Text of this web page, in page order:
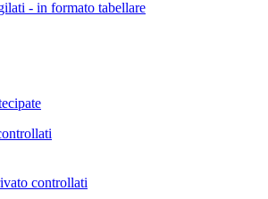
- in formato tabellare
controllati